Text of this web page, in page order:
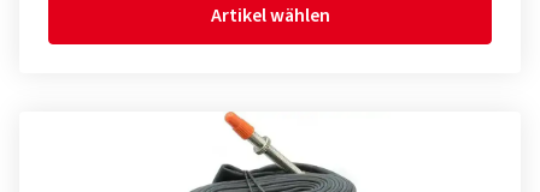
Artikel wählen